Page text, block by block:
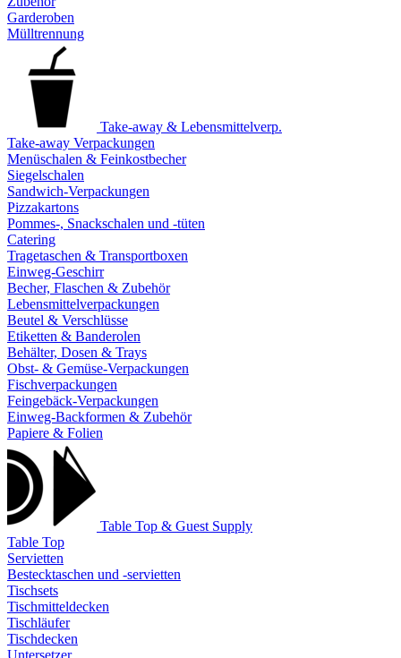
Garderoben
Mülltrennung
Take-away & Lebensmittelverp.
Take-away Verpackungen
Menüschalen & Feinkostbecher
Siegelschalen
Sandwich-Verpackungen
Pizzakartons
Pommes-, Snackschalen und -tüten
Catering
Tragetaschen & Transportboxen
Einweg-Geschirr
Becher, Flaschen & Zubehör
Lebensmittelverpackungen
Beutel & Verschlüsse
Etiketten & Banderolen
Behälter, Dosen & Trays
Obst- & Gemüse-Verpackungen
Fischverpackungen
Feingebäck-Verpackungen
Einweg-Backformen & Zubehör
Papiere & Folien
Table Top & Guest Supply
Table Top
Servietten
Bestecktaschen und -servietten
Tischsets
Tischmitteldecken
Tischläufer
Tischdecken